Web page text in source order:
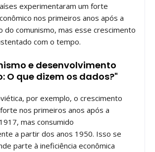
experimentaram um forte
nos primeiros anos após a
do comunismo, mas esse crescimento
com o tempo.
e desenvolvimento
O que dizem os dados?"
por exemplo, o crescimento
nos primeiros anos após a
mas consumido
a partir dos anos 1950. Isso se
parte à ineficiência econômica